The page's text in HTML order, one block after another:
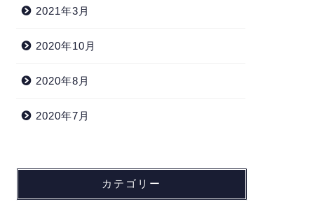
2021年3月
2020年10月
2020年8月
2020年7月
カテゴリー